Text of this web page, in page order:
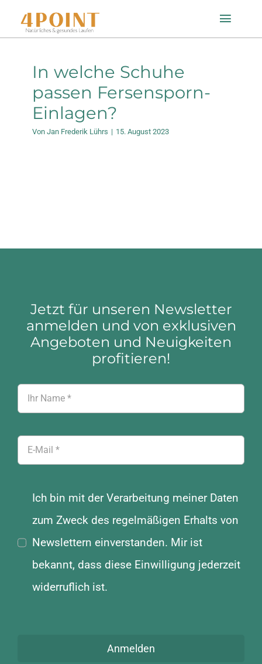
Inhalt
Toggle
Startseite
Einlagenfinder
In welche Schuhe
passen Fersensporn-
Einlagen?
Von Jan Frederik Lührs | 15. August 2023
Jetzt für unseren Newsletter
anmelden und von exklusiven
Angeboten und Neuigkeiten
profitieren!
Ich bin mit der Verarbeitung meiner Daten
zum Zweck des regelmäßigen Erhalts von
Newslettern einverstanden. Mir ist
bekannt, dass diese Einwilligung jederzeit
widerruflich ist.
Anmelden